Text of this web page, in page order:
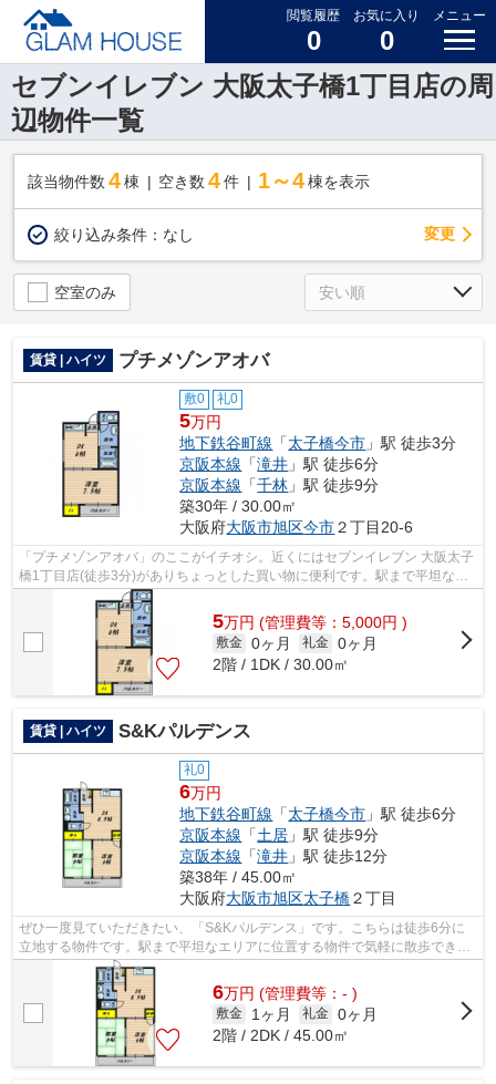
閲覧履歴
0
お気に入り
0
メニュー
セブンイレブン 大阪太子橋1丁目店の周
辺物件一覧
該当物件数 4棟 空き数 4 件 1～4 棟を表示
絞り込み条件： なし 変更
空室のみ
賃貸 | ハイツ プチメゾンアオバ
敷0 礼0
5万円
地下鉄谷町線 「太子橋今市 」駅 徒歩3分
京阪本線 「滝井 」駅 徒歩6分
京阪本線 「千林 」駅 徒歩9分
築30年 / 30.00㎡
大阪府大阪市旭区今市２丁目20-6
「プチメゾンアオバ」のここがイチオシ。近くにはセブンイレブン 大阪太子
橋1丁目店(徒歩3分)がありちょっとした買い物に便利です。駅まで平坦な場
所で移動もラクな物件です。風通しの...
5万円 (管理費等：5,000円 )
敷金 0ヶ月 礼金 0ヶ月
2階 / 1DK / 30.00㎡
賃貸 | ハイツ S&Kパルデンス
礼0
6万円
地下鉄谷町線 「太子橋今市 」駅 徒歩6分
京阪本線 「土居 」駅 徒歩9分
京阪本線 「滝井 」駅 徒歩12分
築38年 / 45.00㎡
大阪府大阪市旭区太子橋２丁目
ぜひ一度見ていただきたい、「S&Kパルデンス」です。こちらは徒歩6分に
立地する物件です。駅まで平坦なエリアに位置する物件で気軽に散歩できる
のもいいですね。最上階の物件です...
6万円 (管理費等：- )
敷金 1ヶ月 礼金 0ヶ月
2階 / 2DK / 45.00㎡